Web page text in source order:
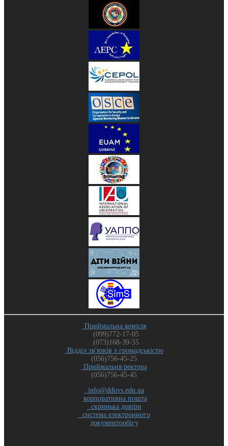
Приймальна комісія
(099)772-17-05
(073)168-39-55
Відділ зв'язків з громадськістю
(056)756-45-25
Приймальня ректора
(056)756-45-45
info@dduvs.edu.ua
корпоративна пошта
скринька довіри
система електронного
документообігу